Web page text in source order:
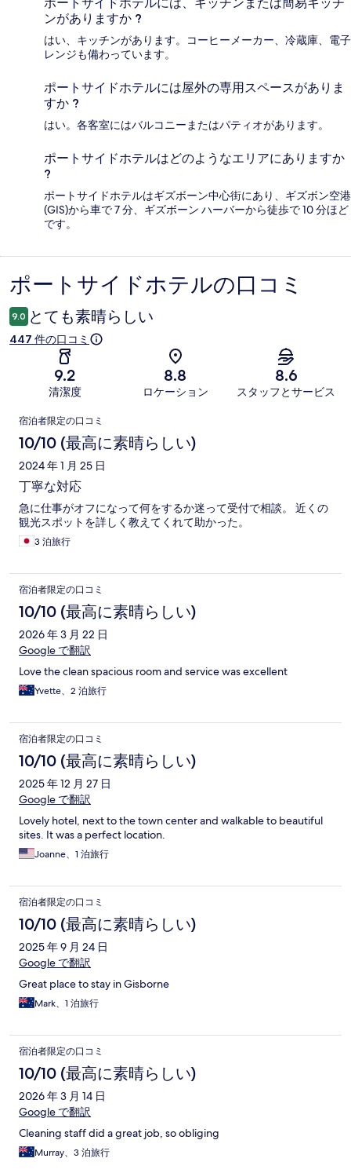
ンがありますか ?
はい、キッチンがあります。コーヒーメーカー、冷蔵庫、電子
レンジも備わっています。
ポートサイドホテルには屋外の専用スペースがありま
すか ?
はい。各客室にはバルコニーまたはパティオがあります。
ポートサイドホテルはどのようなエリアにありますか
?
ポートサイドホテルはギズボーン中心街にあり、ギズボン空港
(GIS)から車で 7 分、ギズボーン ハーバーから徒歩で 10 分ほど
です。
口
コ
ミ
ポートサイドホテルの口コミ
9.0 とても素晴らしい
447 件の口コミ
9.2
清潔度
8.8
ロケーション
8.6
スタッフとサービス
口
コ
ミ
宿泊者限定の口コミ
10/10 (最高に素晴らしい)
2024 年 1 月 25 日
丁寧な対応
急に仕事がオフになって何をするか迷って受付で相談。 近くの
観光スポットを詳しく教えてくれて助かった。
3 泊旅行
宿泊者限定の口コミ
10/10 (最高に素晴らしい)
2026 年 3 月 22 日
Google で翻訳
Love the clean spacious room and service was excellent
Yvette、2 泊旅行
宿泊者限定の口コミ
10/10 (最高に素晴らしい)
2025 年 12 月 27 日
Google で翻訳
Lovely hotel, next to the town center and walkable to beautiful
sites. It was a perfect location.
Joanne、1 泊旅行
宿泊者限定の口コミ
10/10 (最高に素晴らしい)
2025 年 9 月 24 日
Google で翻訳
Great place to stay in Gisborne
Mark、1 泊旅行
宿泊者限定の口コミ
10/10 (最高に素晴らしい)
2026 年 3 月 14 日
Google で翻訳
Cleaning staff did a great job, so obliging
Murray、3 泊旅行